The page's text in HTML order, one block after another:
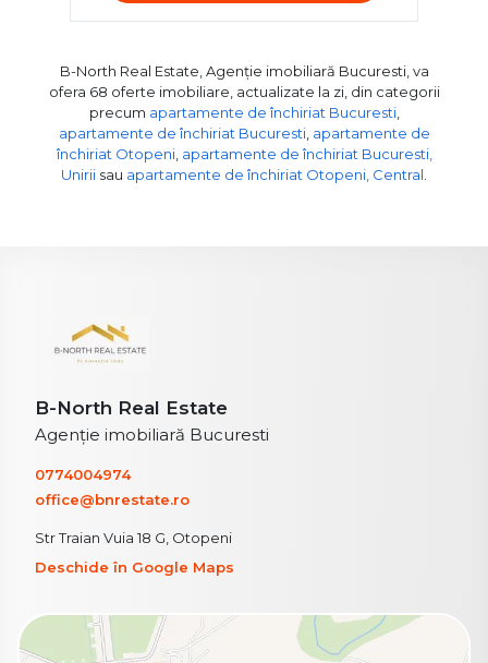
B-North Real Estate, Agenție imobiliară Bucuresti, va
ofera 68 oferte imobiliare, actualizate la zi, din categorii
precum apartamente de închiriat Bucuresti,
apartamente de închiriat Bucuresti, apartamente de
închiriat Otopeni, apartamente de închiriat Bucuresti,
Unirii sau apartamente de închiriat Otopeni, Central
B-North Real Estate
Agenție imobiliară Bucuresti
0774004974
office@bnrestate.ro
Str Traian Vuia 18 G, Otopeni
Deschide în Google Maps